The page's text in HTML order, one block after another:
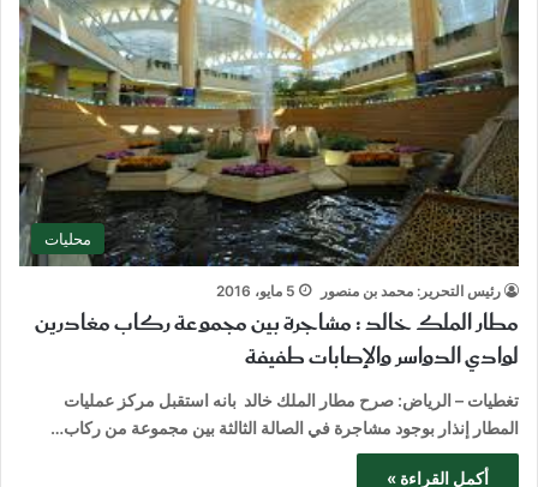
محليات
رئيس التحرير: محمد بن منصور 5 مايو، 2016
مطار الملك خالد : مشاجرة بين مجموعة ركاب مغادرين
لوادي الدواسر والإصابات طفيفة
تغطيات – الرياض: صرح مطار الملك خالد بانه استقبل مركز عمليات
المطار إنذار بوجود مشاجرة في الصالة الثالثة بين مجموعة من ركاب…
أكمل القراءة »